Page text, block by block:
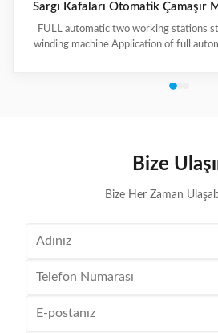
Sargı Kafaları Otomatik Çamaşır
FULL automatic two working stations
winding machine Application of full
poles, 4 poles and 6poles coils winding.
Winding speed ≤2500RPM Max stator
Bize
Bize Her Zaman